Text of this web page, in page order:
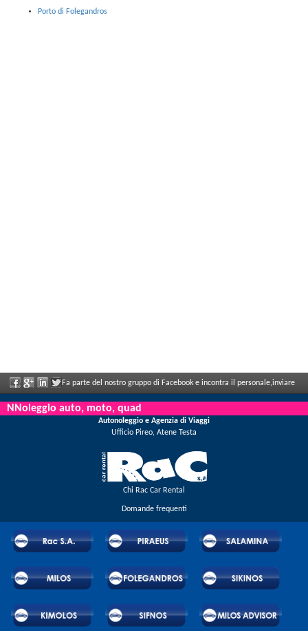
Porto di Folegandros
Fa parte del nostro gruppo di Facebook e incontra il personale,inviare
le sue valutazioni e ne aproffita i grandi sconti e le offerte che vengono annunciati
NNoleggio auto, moto, quad
Autonoleggio e Agenzia di Viaggi
Ufficio Pireo, Atene Testa
Chi Rac Car Rental
Domande frequenti